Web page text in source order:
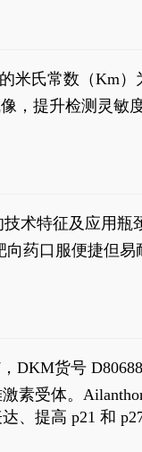
米氏常数（Km
非侵入式生物发
，提升检测灵敏
术特征及应用瓶
药口服便捷但
DKM货号
受体。
、提高 p21 和